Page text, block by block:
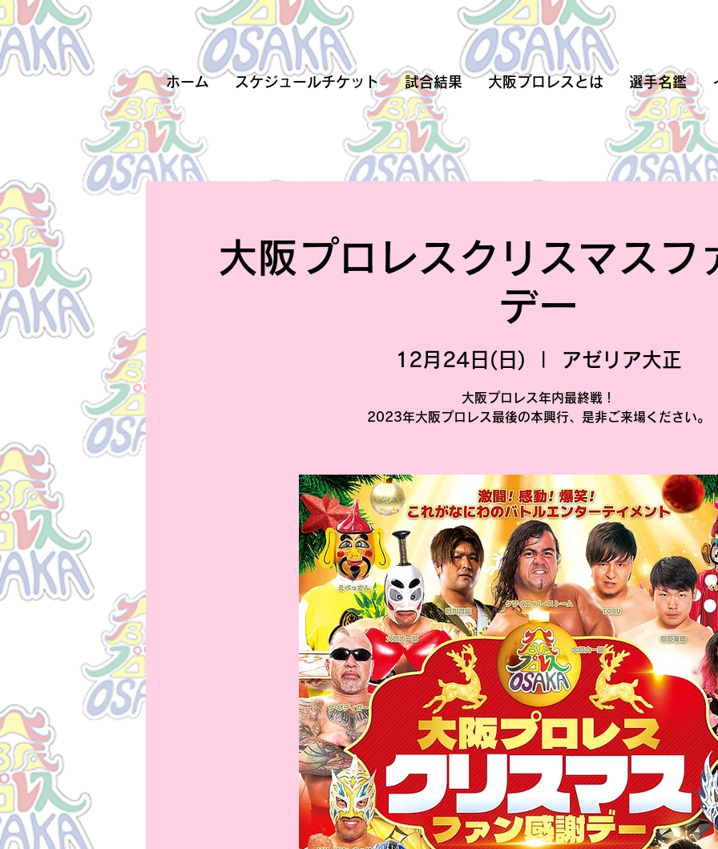
ホーム スケジュールチケット 試合結果 大阪プロレスとは 選手名鑑
大阪プロレスクリスマスフ
デー
12月24日(日) アゼリア大正
大阪プロレス年内最終戦！
2023年大阪プロレス最後の本興行、是非ご来場ください。